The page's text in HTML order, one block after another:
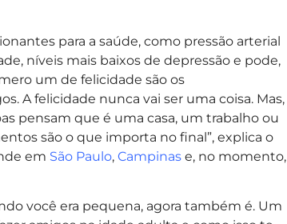
para a saúde, como pressão arterial
níveis mais baixos de depressão e pode,
um de felicidade são os
A felicidade nunca vai ser uma coisa. Mas,
pensam que é uma casa, um trabalho ou
são o que importa no final”, explica o
em São Paulo, Campinas e, no momento,
você era pequena, agora também é. Um